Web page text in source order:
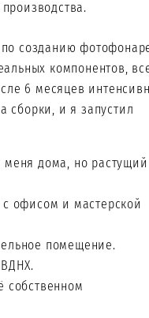
созданию
компонентов,
6 месяцев
сборки, и я запустил
меня дома, но растущий
с офисом и мастерской
помещение.
собственном